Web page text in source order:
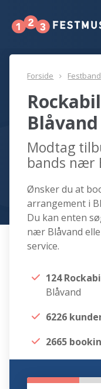
Forside Festband
Blåvand
Modtag
bands nær
Ønsker du at
arrangement i
Du kan enten
nær Blåvand
service.
124
Blåvand
6226
2665